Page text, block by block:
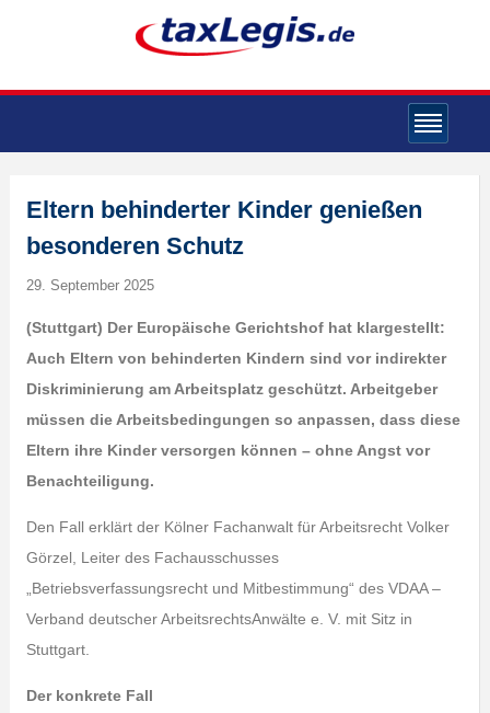
Eltern behinderter Kinder genießen
besonderen Schutz
29. September 2025
(Stuttgart) Der Europäische Gerichtshof hat klargestellt:
Auch Eltern von behinderten Kindern sind vor indirekter
Diskriminierung am Arbeitsplatz geschützt. Arbeitgeber
müssen die Arbeitsbedingungen so anpassen, dass diese
Eltern ihre Kinder versorgen können – ohne Angst vor
Benachteiligung.
Den Fall erklärt der Kölner Fachanwalt für Arbeitsrecht Volker
Görzel, Leiter des Fachausschusses
„Betriebsverfassungsrecht und Mitbestimmung“ des VDAA –
Verband deutscher ArbeitsrechtsAnwälte e. V. mit Sitz in
Stuttgart.
Der konkrete Fall